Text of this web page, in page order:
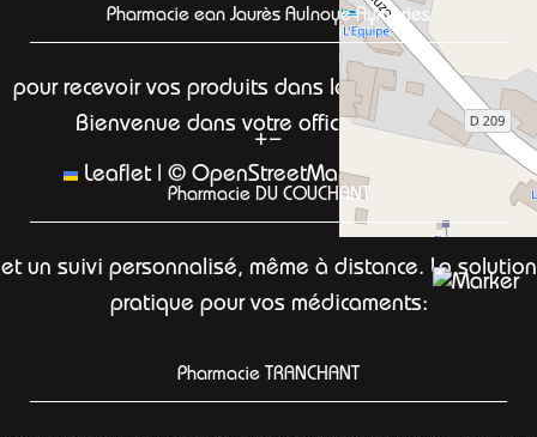
+−
Leaflet | ©OpenStreetMapcontributors
Pharmacie ean Jaurès Aulnoye-Aymeries
pour recevoir vos produits dans les meilleurs délais.
Bienvenue dans votre officine en ligne:
Pharmacie DU COUCHANT
et un suivi personnalisé, même à distance. La solution
pratique pour vos médicaments:
Pharmacie TRANCHANT